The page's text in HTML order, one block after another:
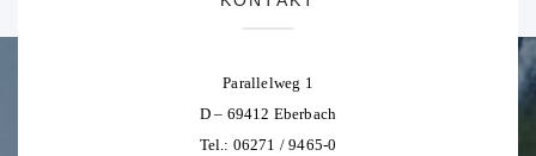
Parallelweg 1
D – 69412 Eberbach
Tel.: 06271 / 9465-0